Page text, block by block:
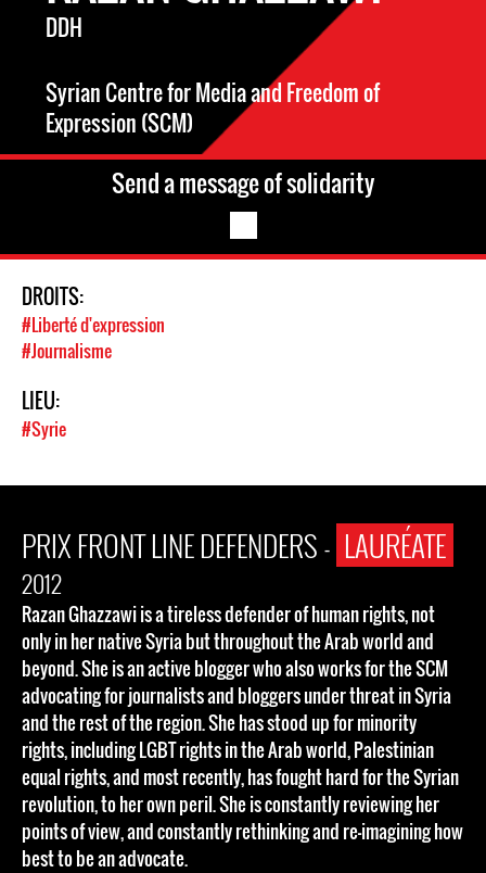
DDH
Syrian Centre for Media and Freedom of
Expression (SCM)
Send a message of solidarity
DROITS:
#Liberté d'expression
#Journalisme
LIEU:
#Syrie
PRIX FRONT LINE DEFENDERS - LAURÉATE
2012
Razan Ghazzawi is a tireless defender of human rights, not
only in her native Syria but throughout the Arab world and
beyond. She is an active blogger who also works for the SCM
advocating for journalists and bloggers under threat in Syria
and the rest of the region. She has stood up for minority
rights, including LGBT rights in the Arab world, Palestinian
equal rights, and most recently, has fought hard for the Syrian
revolution, to her own peril. She is constantly reviewing her
points of view, and constantly rethinking and re-imagining how
best to be an advocate.